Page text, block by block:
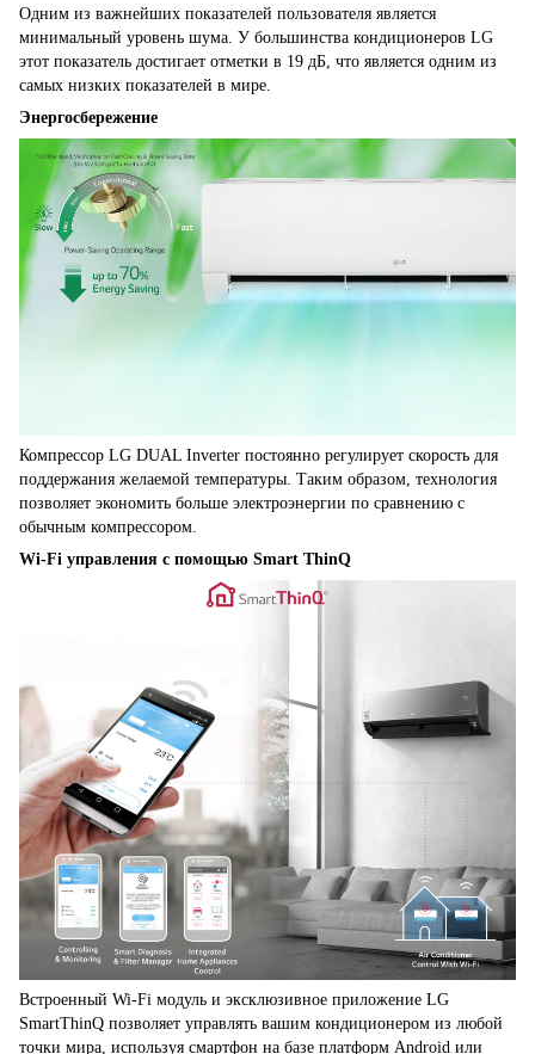
Одним из важнейших показателей пользователя является
минимальный уровень шума. У большинства кондиционеров LG
этот показатель достигает отметки в 19 дБ, что является одним из
самых низких показателей в мире.
Энергосбережение
Компрессор LG DUAL Inverter постоянно регулирует скорость для
поддержания желаемой температуры. Таким образом, технология
позволяет экономить больше электроэнергии по сравнению с
обычным компрессором.
Wi-Fi управления с помощью Smart ThinQ
Встроенный Wi-Fi модуль и эксклюзивное приложение LG
SmartThinQ позволяет управлять вашим кондиционером из любой
точки мира, используя смартфон на базе платформ Android или